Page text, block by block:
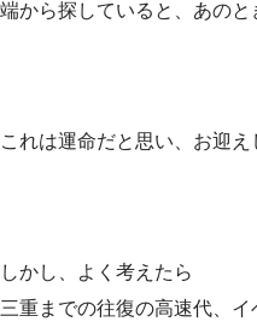
端から探していると、あのと
これは運命だと思い、お迎え
しかし、よく考えたら
三重までの往復の高速代、